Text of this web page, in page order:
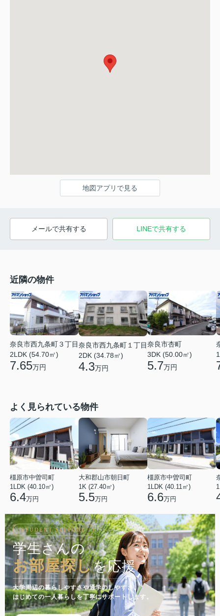
地図アプリで見る
メールで共有する LINEで共有する
近隣の物件
奈良市西九条町３丁目
2LDK (54.70㎡)
7.65万円
奈良市西九条町１丁目
2DK (34.78㎡)
4.3万円
奈良市杏町
3DK (50.00㎡)
5.7万円
よく見られている物件
橿原市中曽司町
1LDK (40.10㎡)
6.4万円
大和郡山市朝日町
1K (27.40㎡)
5.5万円
橿原市中曽司町
1LDK (40.11㎡)
6.6万円
STUDENT SUPPORT
学生さんの
お部屋探しを応援
大学周辺の暮らしやすさや通学のしやすさ。
はじめての一人暮らしを丁寧にサポートします。